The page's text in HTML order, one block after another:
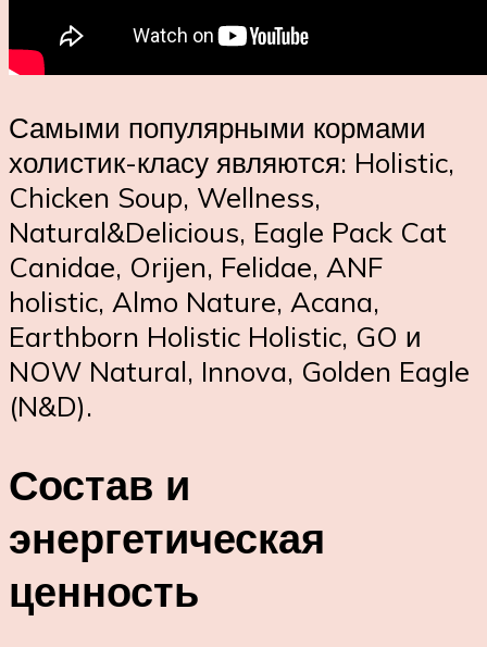
Самыми популярными кормами
холистик-класу являются: Holistic,
Chicken Soup, Wellness,
Natural&Delicious, Eagle Pack Cat
Canidae, Orijen, Felidae, ANF
holistic, Almo Nature, Acana,
Earthborn Holistic Holistic, GO и
NOW Natural, Innova, Golden Eagle
(N&D).
Состав и
энергетическая
ценность